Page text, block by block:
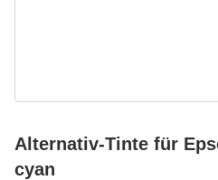
Alternativ-Tinte für
cyan